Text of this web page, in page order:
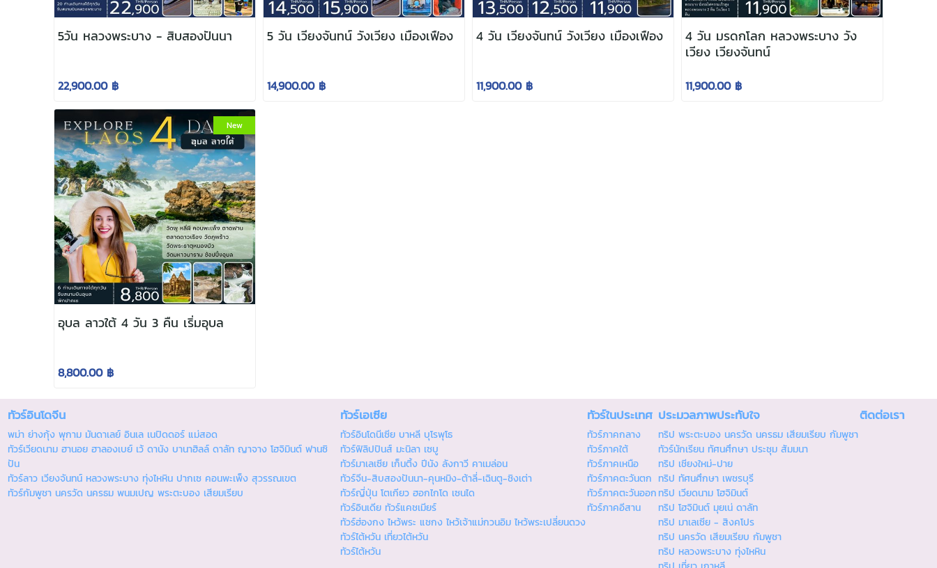
5วัน หลวงพระบาง - สิบสองปันนา
22,900.00 ฿
5 วัน เวียงจันทน์ วังเวียง เมืองเฟือง
14,900.00 ฿
4 วัน เวียงจันทน์ วังเวียง เมืองเฟือง
11,900.00 ฿
4 วัน มรดกโลก หลวงพระบาง วัง
เวียง เวียงจันทน์
11,900.00 ฿
New
อุบล ลาวใต้ 4 วัน 3 คืน เริ่มอุบล
8,800.00 ฿
ทัวร์อินโดจีน
พม่า ย่างกุ้ง พุกาม มันดาเลย์ อินเล เนปิดดอร์ แม่สอด
ทัวร์เวียดนาม ฮานอย ฮาลองเบย์ เว้ ดานัง บานาฮิลล์ ดาลัท ญาจาง โฮจิมินต์ ฟานซิ
ปัน
ทัวร์ลาว เวียงจันทน์ หลวงพระบาง ทุ่งไหหิน ปากเซ คอนพะเพ็ง สุวรรณเขต
ทัวร์กัมพูชา นครวัด นครธม พนมเปญ พระตะบอง เสียมเรียบ
ทัวร์เอเซีย
ทัวร์อินโดนีเซีย บาหลี บุโรพุโธ
ทัวร์ฟิลิปปินส์ มะนิลา เซบู
ทัวร์มาเลเซีย เก็นติ้ง ปีนัง ลังกาวี คาเมล่อน
ทัวร์จีน-สิบสองปันนา-คุนหมิง-ต้าลี่-เฉินตู-ชิงเต่า
ทัวร์ญี่ปุ่น โตเกียว ฮอกไกโด เซนได
ทัวร์อินเดีย ทัวร์แคชเมียร์
ทัวร์ฮ่องกง ไหว้พระ แชกง ไหว้เจ้าแม่กวนอิม ไหว้พระเปลี่ยนดวง
ทัวร์ไต้หวัน เที่ยวไต้หวัน
ทัวร์ไต้หวัน
ทัวร์ในประเทศ
ทัวร์ภาคกลาง
ทัวร์ภาคใต้
ทัวร์ภาคเหนือ
ทัวร์ภาคตะวันตก
ทัวร์ภาคตะวันออก
ทัวร์ภาคอีสาน
ประมวลภาพประทับใจ
ทริป พระตะบอง นครวัด นครธม เสียมเรียบ กัมพูชา
ทัวร์นักเรียน ทัศนศึกษา ประชุม สัมมนา
ทริป เชียงใหม่-ปาย
ทริป ทัศนศึกษา เพชรบุรี
ทริป เวียดนาม โฮจิมินต์
ทริป โฮจิมินต์ มุยเน่ ดาลัท
ทริป มาเลเซีย - สิงคโปร
ทริป นครวัด เสียมเรียบ กัมพูชา
ทริป หลวงพระบาง ทุ่งไหหิน
ติดต่อเรา